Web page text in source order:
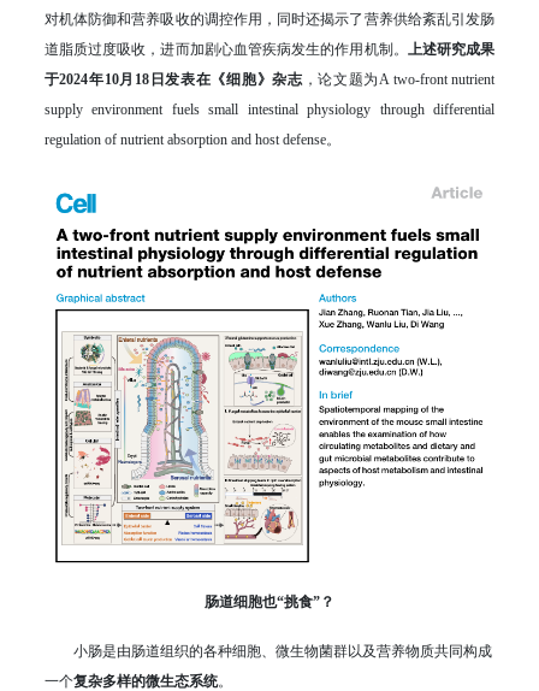
对机体防御和营养吸收的调控作用，同时还揭示了营养供给紊乱引发肠
道脂质过度吸收，进而加剧心血管疾病发生的作用机制。 上述研究成果
于2024年10月18日发表在《细胞》杂志，论文题为A two-front nutrient
supply environment fuels small intestinal physiology through differential
regulation of nutrient absorption and host defense。
肠道细胞也“挑食”？
小肠是由肠道组织的各种细胞、微生物菌群以及营养物质共同构成
一个复杂多样的微生态系统。